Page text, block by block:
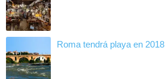
Roma tendrá playa en 2018